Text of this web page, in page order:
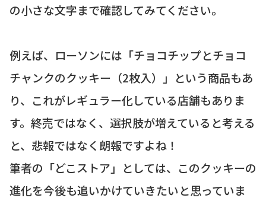
の小さな文字まで確認してみてください。
例えば、ローソンには「チョコチップとチョコ
チャンクのクッキー（2枚入）」という商品もあ
り、これがレギュラー化している店舗もありま
す。終売ではなく、選択肢が増えていると考える
と、悲報ではなく朗報ですよね！
筆者の「どこストア」としては、このクッキーの
進化を今後も追いかけていきたいと思っていま